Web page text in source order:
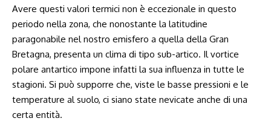
Avere questi valori termici non è eccezionale in questo
periodo nella zona, che nonostante la latitudine
paragonabile nel nostro emisfero a quella della Gran
Bretagna, presenta un clima di tipo sub-artico. Il vortice
polare antartico impone infatti la sua influenza in tutte le
stagioni. Si può supporre che, viste le basse pressioni e le
temperature al suolo, ci siano state nevicate anche di una
certa entità.